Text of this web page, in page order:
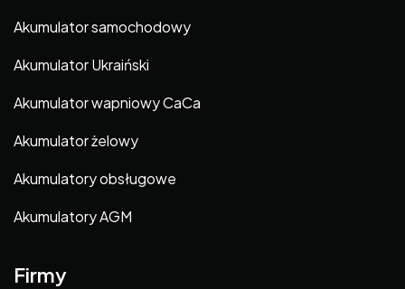
Akumulator samochodowy
Akumulator Ukraiński
Akumulator wapniowy CaCa
Akumulator żelowy
Akumulatory obsługowe
Akumulatory AGM
Firmy